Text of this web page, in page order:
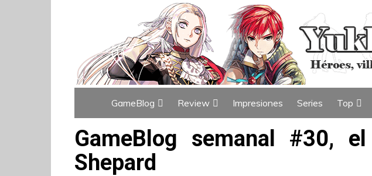
GameBlog
Índice de GameBlog
Review Impresiones Series Top
GameBlog semanal #30,
Shepard